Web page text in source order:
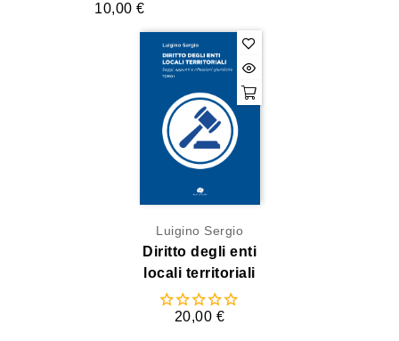
10,00 €
Luigino Sergio
Diritto degli enti
locali territoriali
20,00 €